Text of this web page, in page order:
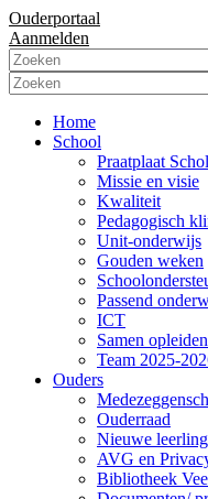
Ouderportaal
Aanmelden
Home
School
Praatplaat
Missie en visie
Kwaliteit
Pedagogisch
Unit-onderwijs
Gouden weken
Passend
ICT
Samen
Team 2025-
Ouders
Ouderraad
Nieuwe
AVG en
Bibliotheek